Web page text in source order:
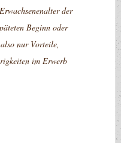
der
Beginn oder
nur Vorteile,
im Erwerb